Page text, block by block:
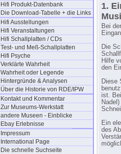
Hifi Produkt-Datenbank
Die Download-Tabelle + die Links
Hifi Ausstellungen
Hifi Veranstaltungen
Hifi Schallplatten / CDs
Test- und Meß-Schallplatten
Hifi Psyche
Verklärte Wahrheit
Wahrheit oder Legende
Hintergründe & Analysen
Über die Historie von RDE/IPW
Kontakt und Kommentar
Zur Museums-Werkstatt
andere Museen - Einblicke
Ebay Erlebnisse
Impressum
International Page
Die schnelle Suchseite
1.
Bei
Die
Hilfe
den
Diese
ist.
Ein
des